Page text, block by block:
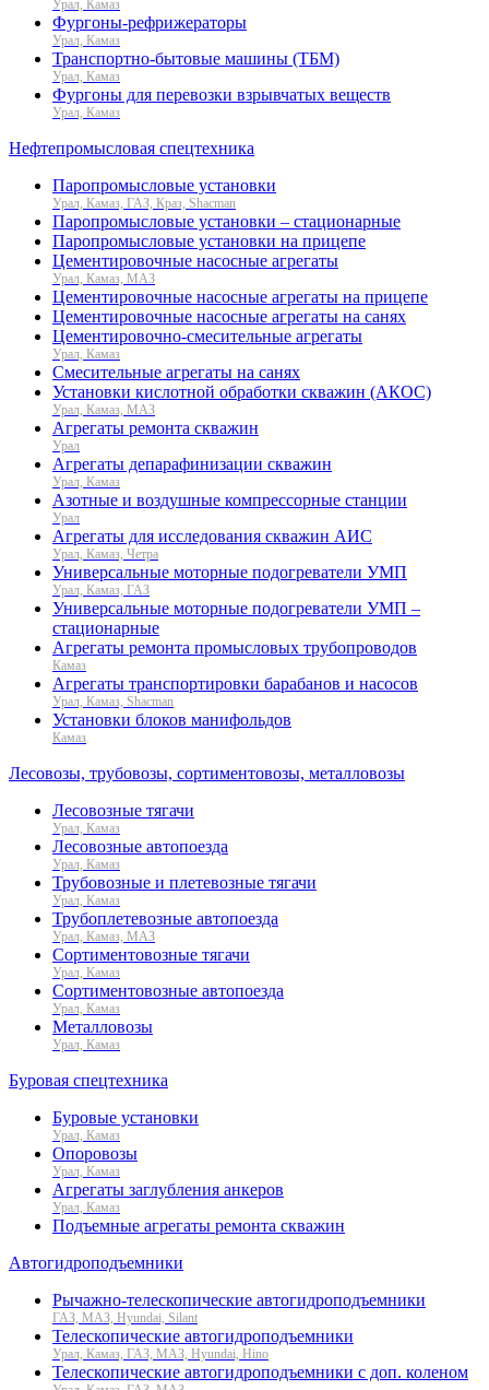
Урал, Камаз
Фургоны-рефрижераторы
Урал, Камаз
Транспортно-бытовые машины (ТБМ)
Урал, Камаз
Фургоны для перевозки взрывчатых веществ
Урал, Камаз
Нефтепромысловая спецтехника
Паропромысловые установки
Урал, Камаз, ГАЗ, Краз, Shacman
Паропромысловые установки – стационарные
Паропромысловые установки на прицепе
Цементировочные насосные агрегаты
Урал, Камаз, МАЗ
Цементировочные насосные агрегаты на прицепе
Цементировочные насосные агрегаты на санях
Цементировочно-смесительные агрегаты
Урал, Камаз
Смесительные агрегаты на санях
Установки кислотной обработки скважин (АКОС)
Урал, Камаз, МАЗ
Агрегаты ремонта скважин
Урал
Агрегаты депарафинизации скважин
Урал, Камаз
Азотные и воздушные компрессорные станции
Урал
Агрегаты для исследования скважин АИС
Урал, Камаз, Четра
Универсальные моторные подогреватели УМП
Урал, Камаз, ГАЗ
Универсальные моторные подогреватели УМП –
стационарные
Агрегаты ремонта промысловых трубопроводов
Камаз
Агрегаты транспортировки барабанов и насосов
Урал, Камаз, Shacman
Установки блоков манифольдов
Камаз
Лесовозы, трубовозы, сортиментовозы, металловозы
Лесовозные тягачи
Урал, Камаз
Лесовозные автопоезда
Урал, Камаз
Трубовозные и плетевозные тягачи
Урал, Камаз
Трубоплетевозные автопоезда
Урал, Камаз, МАЗ
Сортиментовозные тягачи
Урал, Камаз
Сортиментовозные автопоезда
Урал, Камаз
Металловозы
Урал, Камаз
Буровая спецтехника
Буровые установки
Урал, Камаз
Опоровозы
Урал, Камаз
Агрегаты заглубления анкеров
Урал, Камаз
Подъемные агрегаты ремонта скважин
Автогидроподъемники
Рычажно-телескопические автогидроподъемники
ГАЗ, МАЗ, Hyundai, Silant
Телескопические автогидроподъемники
Урал, Камаз, ГАЗ, МАЗ, Hyundai, Hino
Телескопические автогидроподъемники с доп. коленом